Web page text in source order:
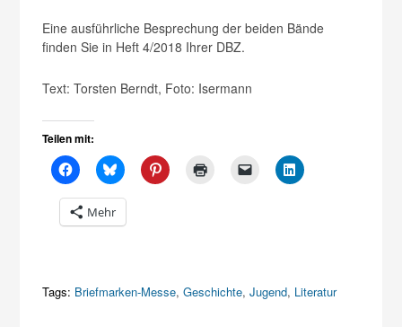
Eine ausführliche Besprechung der beiden Bände
finden Sie in Heft 4/2018 Ihrer DBZ.
Text: Torsten Berndt, Foto: Isermann
Teilen mit:
Mehr
Tags: Briefmarken-Messe,Geschichte,Jugend, Literatur